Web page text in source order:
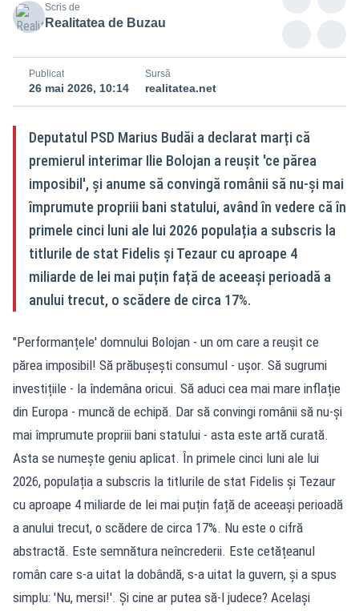
Scris de
Realitatea de Buzau
Publicat
26 mai 2026, 10:14
Sursă
realitatea.net
Deputatul PSD Marius Budăi a declarat marți că
premierul interimar Ilie Bolojan a reușit 'ce părea
imposibil', și anume să convingă românii să nu-și mai
împrumute propriii bani statului, având în vedere că în
primele cinci luni ale lui 2026 populația a subscris la
titlurile de stat Fidelis și Tezaur cu aproape 4
miliarde de lei mai puțin față de aceeași perioadă a
anului trecut, o scădere de circa 17%.
"Performanțele' domnului Bolojan - un om care a reușit ce
părea imposibil! Să prăbușești consumul - ușor. Să sugrumi
investițiile - la îndemâna oricui. Să aduci cea mai mare inflație
din Europa - muncă de echipă. Dar să convingi românii să nu-și
mai împrumute propriii bani statului - asta este artă curată.
Asta se numește geniu aplicat. În primele cinci luni ale lui
2026, populația a subscris la titlurile de stat Fidelis și Tezaur
cu aproape 4 miliarde de lei mai puțin față de aceeași perioadă
a anului trecut, o scădere de circa 17%. Nu este o cifră
abstractă. Este semnătura neîncrederii. Este cetățeanul
român care s-a uitat la dobândă, s-a uitat la guvern, și a spus
simplu: 'Nu, mersi!'. Și cine ar putea să-l judece? Același